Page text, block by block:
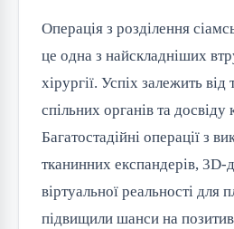
Операція з розділення
це одна з найскладніших
хірургії. Успіх залежить
спільних органів та досвіду
Багатостадійні операції з
тканинних експандерів, 3D-
віртуальної реальності для
підвищили шанси на